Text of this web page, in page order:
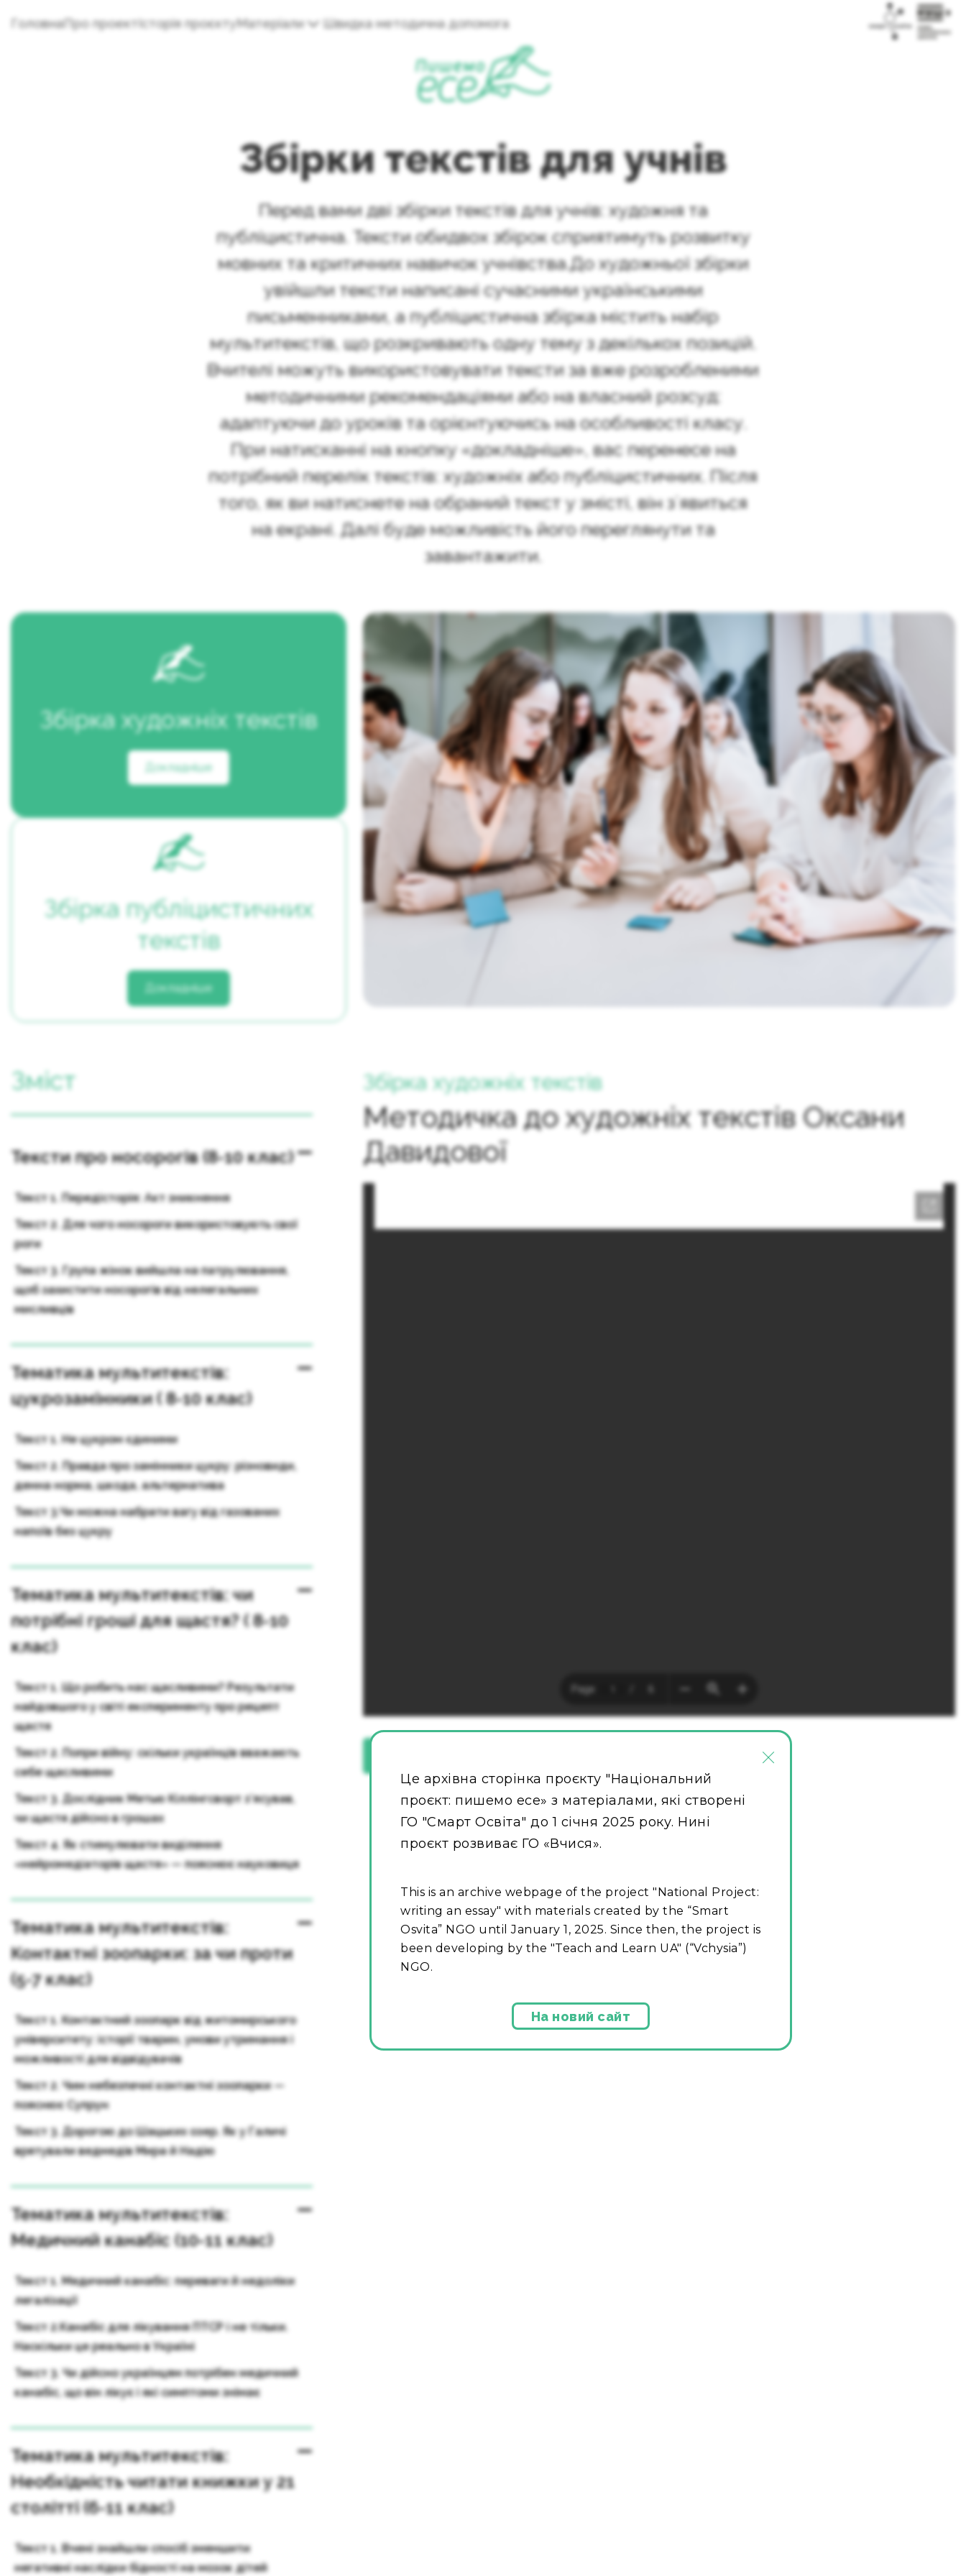
ГоловнаПро проектІсторія проєктуМатеріали Швидка методична допомога
Збірки текстів для учнів
Перед вами дві збірки текстів для учнів: художня та
публіцистична. Тексти обидвох збірок сприятимуть розвитку
мовних та критичних навичок учнівства.До художньої збірки
увійшли тексти написані сучасними українськими
письменниками, а публіцистична збірка містить набір
мультитекстів, що розкривають одну тему з декількох позицій.
Вчителі можуть використовувати тексти за вже розробленими
методичними рекомендаціями або на власний розсуд:
адаптуючи до уроків та орієнтуючись на особливості класу.
При натисканні на кнопку «докладніше», вас перенесе на
потрібний перелік текстів: художніх або публіцистичних. Після
того, як ви натиснете на обраний текст у змісті, він зʼявиться
на екрані. Далі буде можливість його переглянути та
завантажити.
Збірка художніх текстів
Докладніше
Збірка публіцистичних
текстів
Докладніше
Зміст
Тексти про носорогів (8-10 клас)
Текст 1. Передісторія: Акт зникнення
Текст 2. Для чого носороги використовують свої
роги
Текст 3. Група жінок вийшла на патрулювання,
щоб захистити носорогів від нелегальних
мисливців
Тематика мультитекстів:
цукрозамінники ( 8-10 клас)
Текст 1. Не цукром єдиними
Текст 2. Правда про замінники цукру: різновиди,
денна норма, шкода, альтернатива
Текст 3.Чи можна набрати вагу від газованих
напоїв без цукру
Тематика мультитекстів: чи
потрібні гроші для щастя? ( 8-10
клас)
Текст 1. Що робить нас щасливими? Результати
найдовшого у світі експерименту про рецепт
щастя
Текст 2. Попри війну: скільки українців вважають
себе щасливими
Текст 3. Дослідник Метью Кіллінгсворт з’ясував,
чи щастя дійсно в грошах
Текст 4. Як стимулювати виділення
«нейромедіаторів щастя» — пояснює науковиця
Тематика мультитекстів:
Контактні зоопарки: за чи проти
(5-7 клас)
Текст 1. Контактний зоопарк від житомирського
університету: історії тварин, умови утримання і
можливості для відвідувачів
Текст 2. Чим небезпечні контактні зоопарки —
пояснює Супрун
Текст 3. Дорогою до Шацьких озер. Як у Галичі
врятували ведмедів Мира й Надію
Тематика мультитекстів:
Медичний канабіс (10-11 клас)
Текст 1. Медичний канабіс: переваги й недоліки
легалізації
Текст 2.Канабіс для лікування ПТСР і не тільки.
Наскільки це реально в Україні
Текст 3. Чи дійсно українцям потрібен медичний
канабіс, що він лікує і які симптоми знімає
Тематика мультитекстів:
Необхідність читати книжки у 21
столітті (6-11 клас)
Текст 1. Вчені знайшли спосіб зменшити
негативні наслідки бідності на мозок дітей
Збірка художніх текстів
Методичка до художніх текстів Оксани
Давидової
×
Це архівна сторінка проєкту "Національний
проєкт: пишемо есе» з матеріалами, які створені
ГО "Смарт Освіта" до 1 січня 2025 року. Нині
проєкт розвиває ГО «Вчися».
This is an archive webpage of the project "National Project:
writing an essay" with materials created by the “Smart
Osvita” NGO until January 1, 2025. Since then, the project is
been developing by the "Teach and Learn UA" (“Vchysia”)
NGO.
На новий сайт